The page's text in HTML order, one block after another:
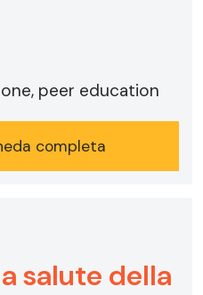
peer education
completa
salute della